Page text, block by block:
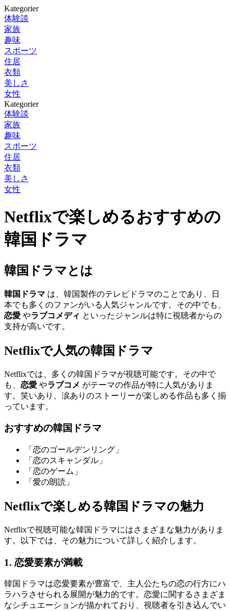
Kategorier
体験談
家族
趣味
スポーツ
住居
衣類
美しさ
女性
Kategorier
体験談
家族
趣味
スポーツ
住居
衣類
美しさ
女性
Netflixで楽しめるおすすめの
韓国ドラマ
韓国ドラマとは
韓国ドラマ は、韓国製作のテレビドラマのことであり、日
本でも多くのファンがいる人気ジャンルです。その中でも、
恋愛 やラブコメディ といったジャンルは特に視聴者からの
支持が高いです。
Netflixで人気の韓国ドラマ
Netflixでは、多くの韓国ドラマが視聴可能です。その中で
も、 恋愛 やラブコメ がテーマの作品が特に人気がありま
す。笑いあり、涙ありのストーリーが楽しめる作品も多く揃
っています。
おすすめの韓国ドラマ
「恋のゴールデンリング」
「恋のスキャンダル」
「恋のゲーム」
「愛の朗読」
Netflixで楽しめる韓国ドラマの魅力
Netflixで視聴可能な韓国ドラマにはさまざまな魅力がありま
す。以下では、その魅力について詳しく紹介します。
1. 恋愛要素が満載
韓国ドラマは恋愛要素が豊富で、主人公たちの恋の行方にハ
ラハラさせられる展開が魅力的です。恋愛に関するさまざま
なシチュエーションが描かれており、視聴者を引き込んでい